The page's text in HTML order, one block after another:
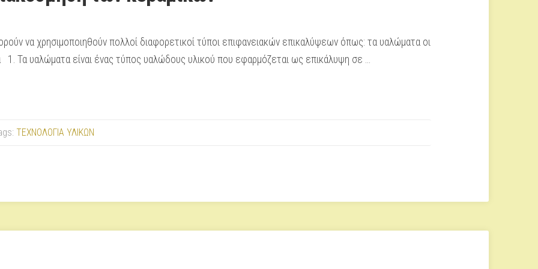
να χρησιμοποιη­θούν πολλοί διαφορετικοί τύποι επιφανειακών επικαλύψεων όπως: τα υαλώματα οι
1. Τα υαλώματα είναι ένας τύπος υαλώδους υλικού που εφαρμόζεται ως επικάλυψη σε …
ΤΕΧΝΟΛΟΓΙΑ ΥΛΙΚΩΝ